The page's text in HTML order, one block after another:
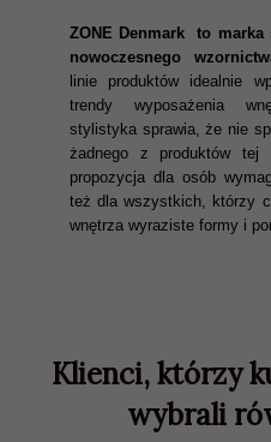
ZONE Denmark to marka
nowoczesnego
linie produktów idealnie
trendy wyposażenia
stylistyka sprawia, że nie
żadnego z produktów tej
propozycja dla osób
też dla wszystkich, którzy
wnętrza wyraziste formy i
Klienci, którzy
wybrali